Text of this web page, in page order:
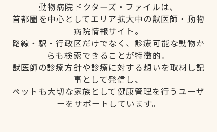
動物病院ドクターズ・ファイルは、
首都圏を中心としてエリア拡大中の獣医師・動物
病院情報サイト。
路線・駅・行政区だけでなく、診療可能な動物か
らも検索できることが特徴的。
獣医師の診療方針や診療に対する想いを取材し記
事として発信し、
ペットも大切な家族として健康管理を行うユーザ
ーをサポートしています。